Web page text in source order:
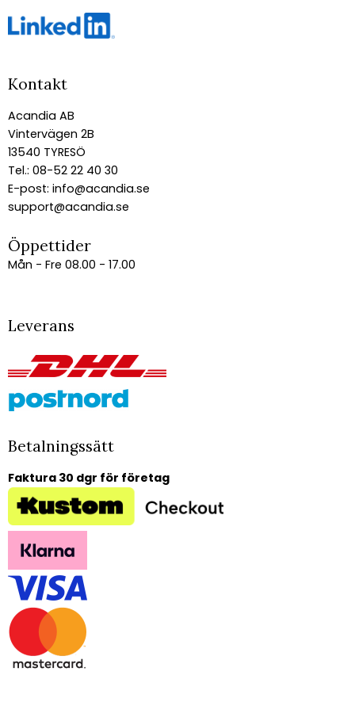
Kontakt
Acandia AB
Vintervägen 2B
13540 TYRESÖ
Tel.: 08-52 22 40 30
E-post: info@acandia.se
support@acandia.se
Öppettider
Mån - Fre 08.00 - 17.00
Leverans
Betalningssätt
Faktura 30 dgr för företag